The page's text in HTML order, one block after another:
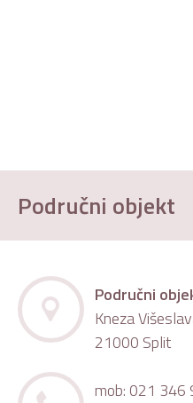
Područni objekt
Područni
Kneza
21000 Split
mob: 021 346